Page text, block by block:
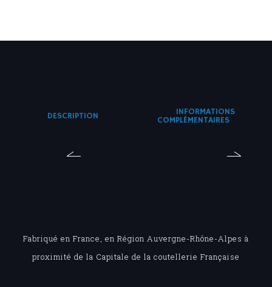
DESCRIPTION INFORMATIONS
COMPLÉMENTAIRES
Fabriqué en France, en Région Auvergne-Rhône-Alpes à
proximité de la Capitale de la coutellerie Française